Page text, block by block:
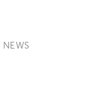
NEWS